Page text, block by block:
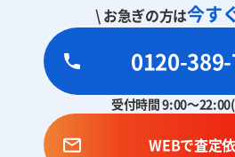
\ お急ぎの方は今す
0120-
受付時間 9:00～
WEBで査定